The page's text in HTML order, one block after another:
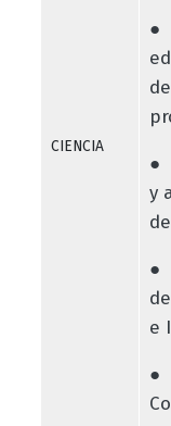
CIENCIA
●
●
y
●
e
●